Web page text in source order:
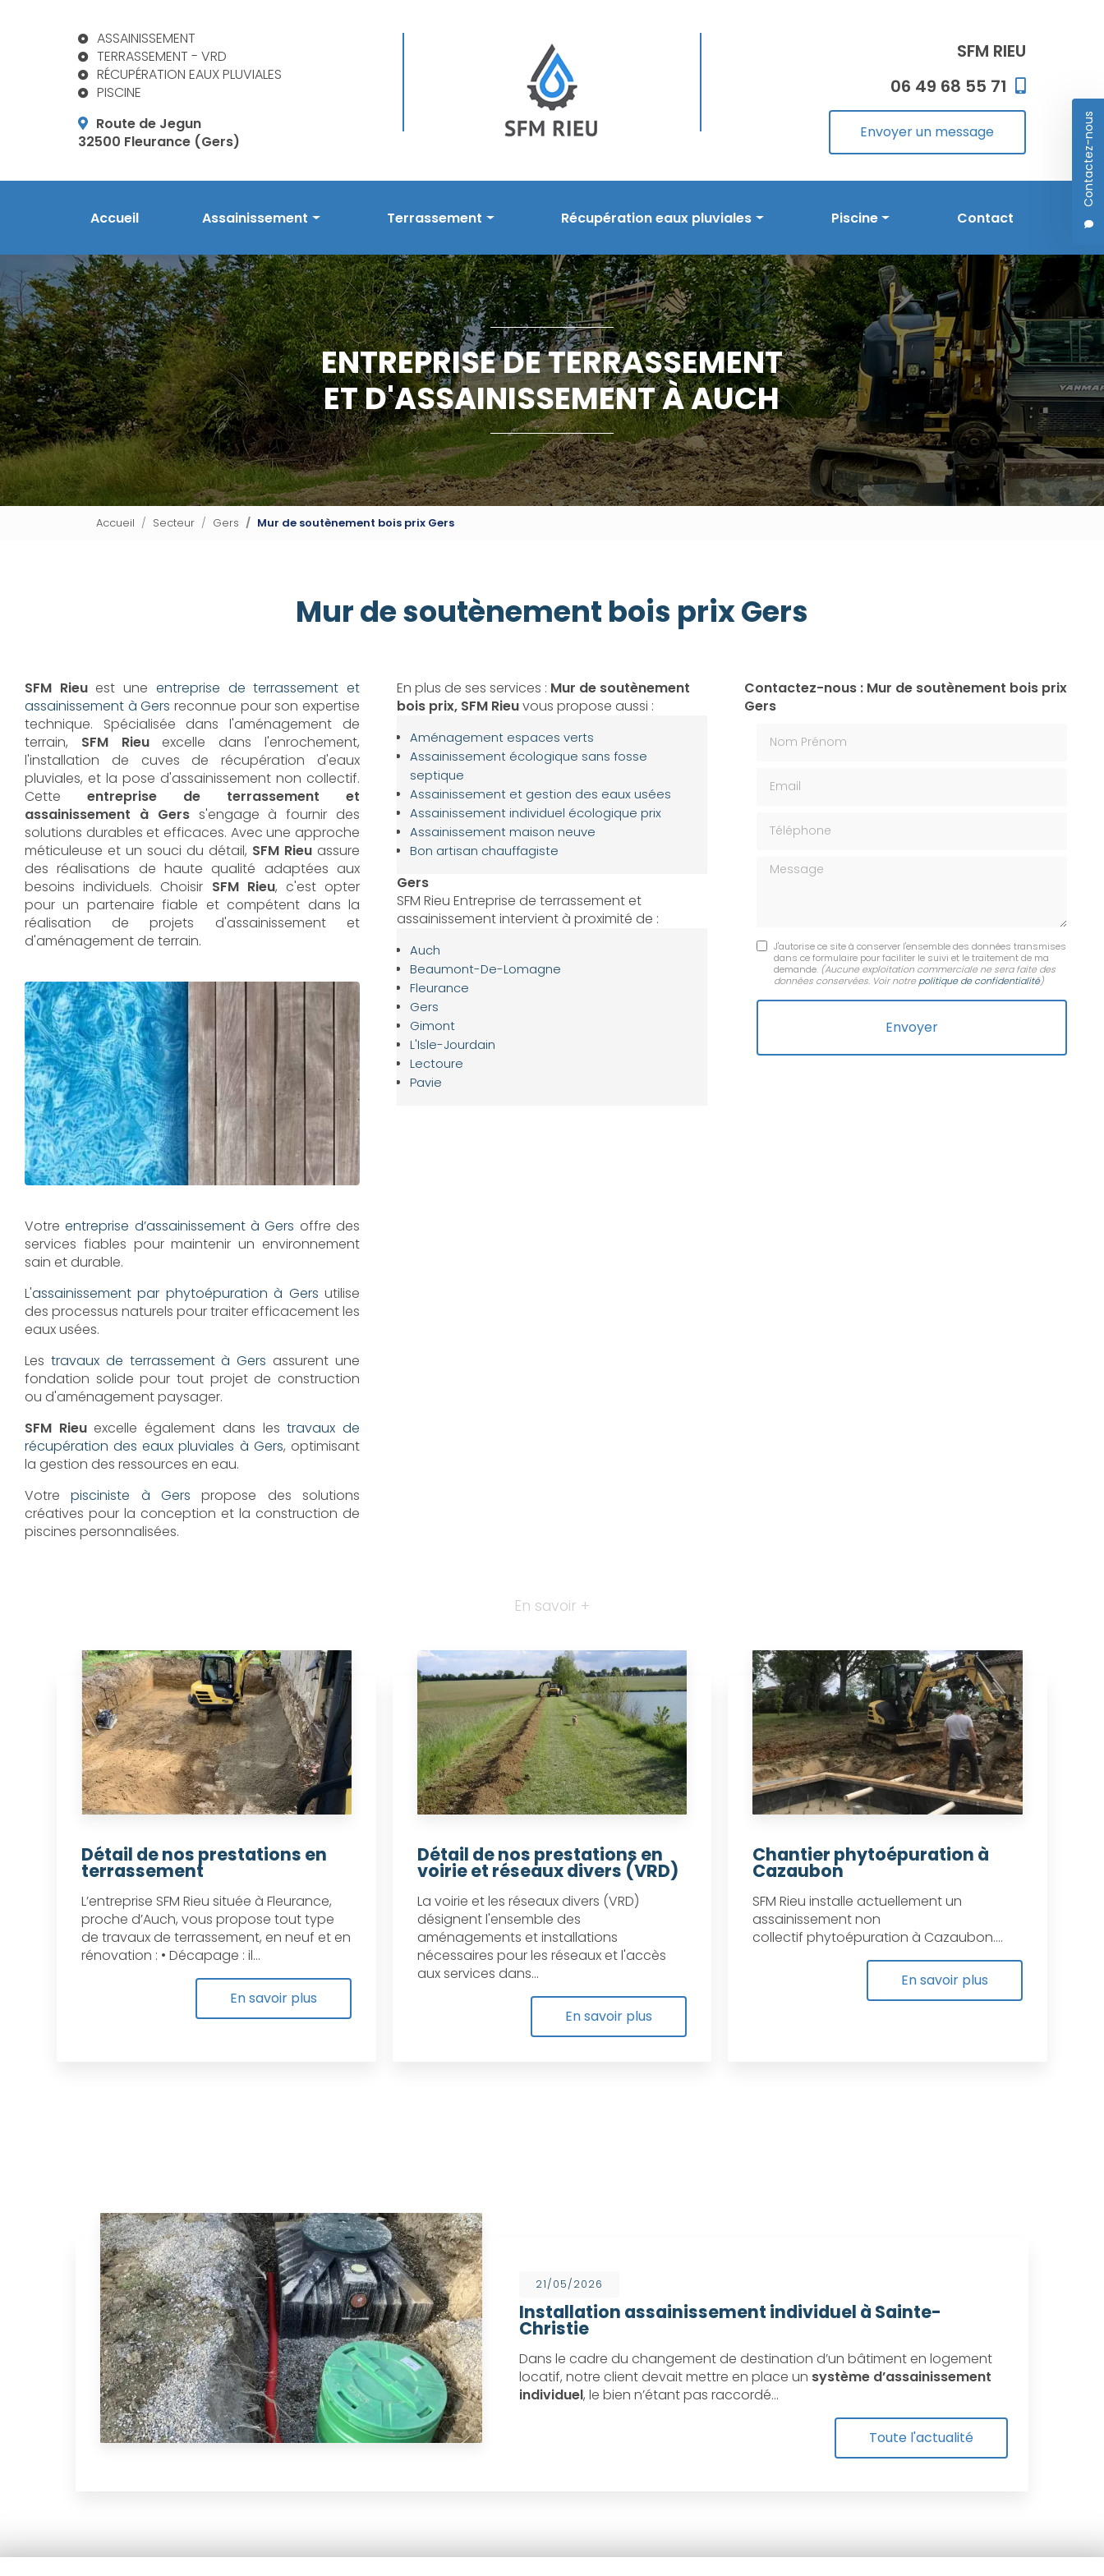
ASSAINISSEMENT
TERRASSEMENT - VRD
RÉCUPÉRATION EAUX PLUVIALES
PISCINE
Route de Jegun
32500 Fleurance (Gers)
SFM RIEU
06 49 68 55 71
Envoyer un message Contactez-nous
Accueil
Assainissement
Prestations en assainissement
Phytoépuration Aquatiris
Réalisations
Terrassement
Prestations en terrassement
Réalisations
Récupération eaux pluviales
Nos prestations
Réalisations
Piscine
Prestations en piscine
Réalisations
Contact
ENTREPRISE DE TERRASSEMENT
ET D'ASSAINISSEMENT À AUCH
Accueil Secteur Gers Mur de soutènement bois prix Gers
Mur de soutènement bois prix Gers
SFM Rieuest une entreprise de terrassement et
assainissement à Gers reconnue pour son expertise
technique. Spécialisée dans l'aménagement de
terrain, SFM Rieuexcelle dans l'enrochement,
l'installation de cuves de récupération d'eaux
pluviales, et la pose d'assainissement non collectif.
Cette entreprise de terrassement et
assainissement à Gerss'engage à fournir des
solutions durables et efficaces. Avec une approche
méticuleuse et un souci du détail, SFM Rieu assure
des réalisations de haute qualité adaptées aux
besoins individuels. Choisir SFM Rieu, c'est opter
pour un partenaire fiable et compétent dans la
réalisation de projets d'assainissement et
d'aménagement de terrain.
Votreentreprise d’assainissement à Gers offre des
services fiables pour maintenir un environnement
sain et durable.
L'assainissement par phytoépuration à Gers utilise
des processus naturels pour traiter efficacement les
eaux usées.
Les travaux de terrassement à Gers assurent une
fondation solide pour tout projet de construction
ou d'aménagement paysager.
SFM Rieuexcelle également dans lestravaux de
récupération des eaux pluviales à Gers, optimisant
la gestion des ressources en eau.
Votrepisciniste à Gers propose des solutions
créatives pour la conception et la construction de
piscines personnalisées.
En plus de ses services : Mur de soutènement
bois prix, SFM Rieuvous propose aussi :
Aménagement espaces verts
Assainissement écologique sans fosse
septique
Assainissement et gestion des eaux usées
Assainissement individuel écologique prix
Assainissement maison neuve
Bon artisan chauffagiste
Gers
SFM Rieu Entreprise de terrassement et
assainissement intervient à proximité de :
Auch
Beaumont-De-Lomagne
Fleurance
Gers
Gimont
L'Isle-Jourdain
Lectoure
Pavie
Contactez-nous : Mur de soutènement bois prix
Gers
Message
J'autorise ce site à conserver l'ensemble des données transmises
dans ce formulaire pour faciliter le suivi et le traitement de ma
demande. (Aucune exploitation commerciale ne sera faite des
données conservées. Voir notre politique de confidentialité)
En savoir +
Détail de nos prestations en
terrassement
L’entreprise SFM Rieu située à Fleurance,
proche d’Auch, vous propose tout type
de travaux de terrassement, en neuf et en
rénovation : • Décapage : il...
En savoir plus
Détail de nos prestations en
voirie et réseaux divers (VRD)
La voirie et les réseaux divers (VRD)
désignent l'ensemble des
aménagements et installations
nécessaires pour les réseaux et l'accès
aux services dans...
En savoir plus
Chantier phytoépuration à
Cazaubon
SFM Rieu installe actuellement un
assainissement non
collectif phytoépuration à Cazaubon....
En savoir plus
21/05/2026
Installation assainissement individuel à Sainte-
Christie
Dans le cadre du changement de destination d’un bâtiment en logement
locatif, notre client devait mettre en place un système d’assainissement
individuel, le bien n’étant pas raccordé…
Toute l'actualité